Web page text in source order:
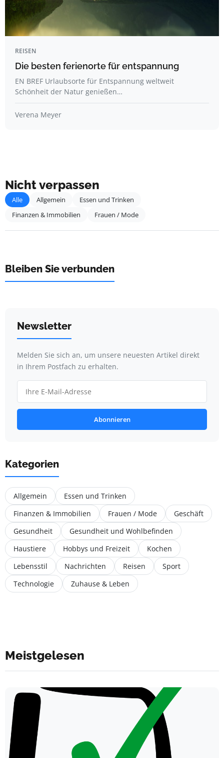
REISEN
Die besten ferienorte für entspannung
EN BREF Urlaubsorte für Entspannung weltweit
Schönheit der Natur genießen…
Verena Meyer
Nicht verpassen
Alle Allgemein
Essen und Trinken
Finanzen & Immobilien
Frauen / Mode
Bleiben Sie verbunden
Newsletter
Melden Sie sich an, um unsere neuesten Artikel direkt
in Ihrem Postfach zu erhalten.
Abonnieren
Kategorien
Allgemein
Essen und Trinken
Finanzen & Immobilien
Frauen / Mode
Geschäft
Gesundheit
Gesundheit und Wohlbefinden
Haustiere
Hobbys und Freizeit
Kochen
Lebensstil
Nachrichten Reisen
Sport
Technologie
Zuhause & Leben
Meistgelesen